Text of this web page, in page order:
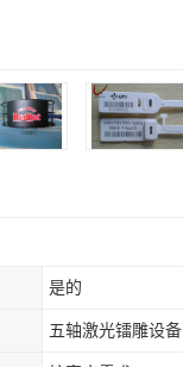
是的
五轴激光镭雕设备